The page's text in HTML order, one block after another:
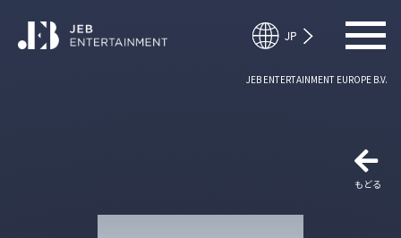
JEB ENTERTAINMENT EUROPE B.V.
もどる